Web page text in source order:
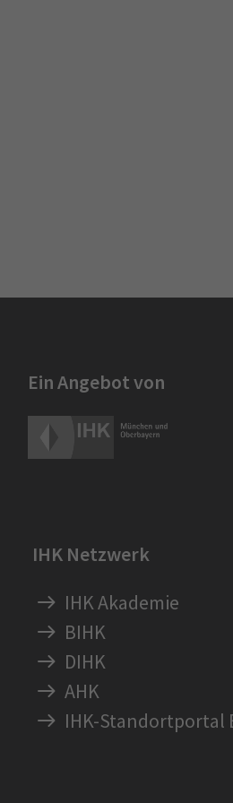
Ein Angebot von
IHK Netzwerk
IHK Akademie
BIHK
DIHK
AHK
IHK-Standortportal